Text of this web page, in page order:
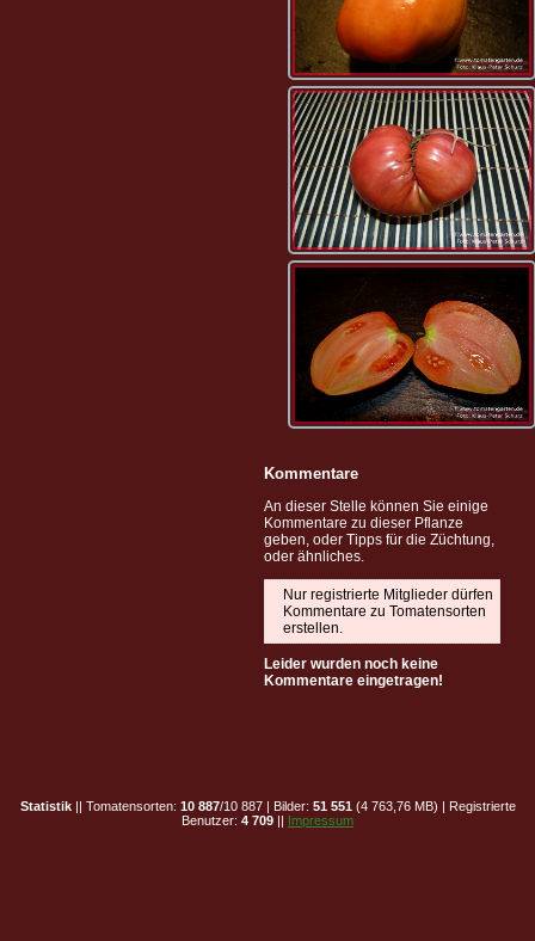
Kommentare
An dieser Stelle können Sie einige
Kommentare zu dieser Pflanze
geben, oder Tipps für die Züchtung,
oder ähnliches.
Nur registrierte Mitglieder dürfen
Kommentare zu Tomatensorten
erstellen.
Leider wurden noch keine
Kommentare eingetragen!
Statistik|| Tomatensorten: 10 887/10 887 | Bilder: 51 551 (4 763,76 MB) | Registrierte
Benutzer: 4 709 || Impressum